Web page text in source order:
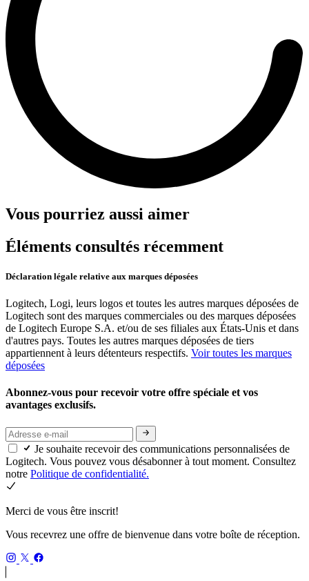
Vous pourriez aussi aimer
Éléments consultés récemment
Déclaration légale relative aux marques déposées
Logitech, Logi, leurs logos et toutes les autres marques déposées de
Logitech sont des marques commerciales ou des marques déposées
de Logitech Europe S.A. et/ou de ses filiales aux États-Unis et dans
d'autres pays. Toutes les autres marques déposées de tiers
appartiennent à leurs détenteurs respectifs. Voir toutes les marques
déposées
Abonnez-vous pour recevoir votre offre spéciale et vos
avantages exclusifs.
Je souhaite recevoir des communications personnalisées de
Logitech. Vous pouvez vous désabonner à tout moment. Consultez
notre Politique de confidentialité.
Merci de vous être inscrit!
Vous recevrez une offre de bienvenue dans votre boîte de réception.